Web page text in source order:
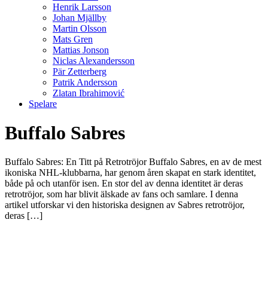
Henrik Larsson
Johan Mjällby
Martin Olsson
Mats Gren
Mattias Jonson
Niclas Alexandersson
Pär Zetterberg
Patrik Andersson
Zlatan Ibrahimović
Spelare
Buffalo Sabres
Buffalo Sabres: En Titt på Retrotröjor Buffalo Sabres, en av de mest
ikoniska NHL-klubbarna, har genom åren skapat en stark identitet,
både på och utanför isen. En stor del av denna identitet är deras
retrotröjor, som har blivit älskade av fans och samlare. I denna
artikel utforskar vi den historiska designen av Sabres retrotröjor,
deras […]